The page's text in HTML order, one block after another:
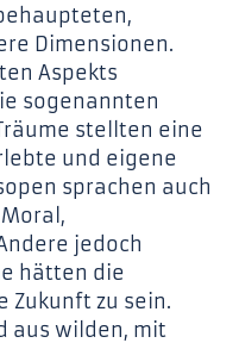
Dimensionen.
Aspekts
sogenannten
stellten eine
und eigene
sprachen auch
jedoch
hätten die
Zukunft zu sein.
aus wilden, mit